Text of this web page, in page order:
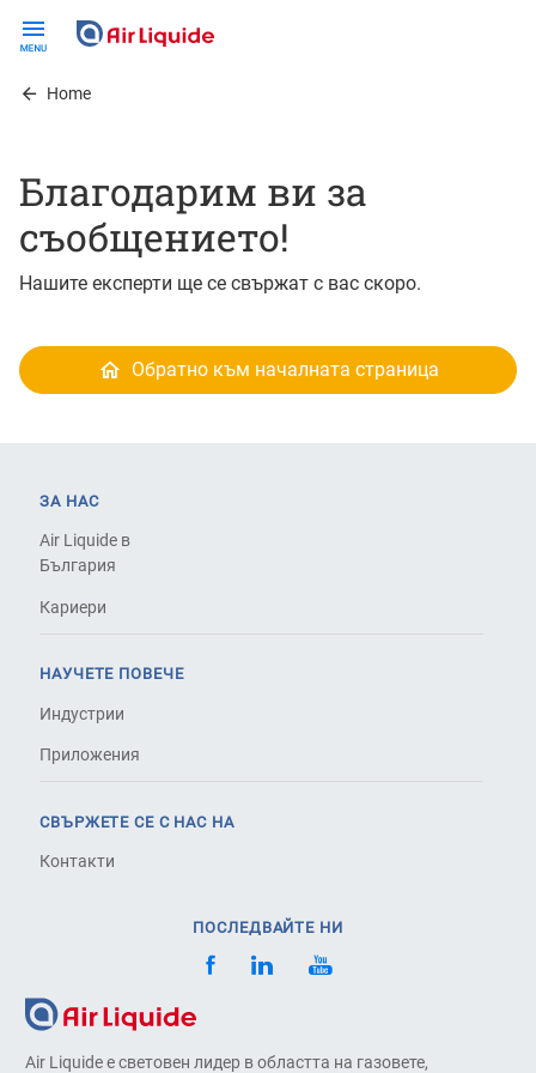
contentHome
Благодарим ви за
съобщението!
Нашите експерти ще се свържат с вас скоро.
Обратно към началната страница
Air Liquide е световен лидер в областта на газовете,
ЗА НАС
Air Liquide в
България
Кариери
НАУЧЕТЕ ПОВЕЧЕ
Индустрии
Приложения
СВЪРЖЕТЕ СЕ С НАС НА
Контакти
ПОСЛЕДВАЙТЕ НИ